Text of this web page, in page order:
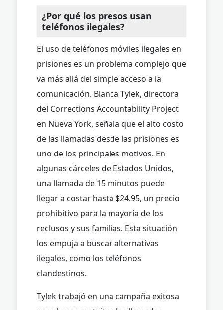
¿Por qué los presos usan
teléfonos ilegales?
El uso de teléfonos móviles ilegales en
prisiones es un problema complejo que
va más allá del simple acceso a la
comunicación. Bianca Tylek, directora
del Corrections Accountability Project
en Nueva York, señala que el alto costo
de las llamadas desde las prisiones es
uno de los principales motivos. En
algunas cárceles de Estados Unidos,
una llamada de 15 minutos puede
llegar a costar hasta $24.95, un precio
prohibitivo para la mayoría de los
reclusos y sus familias. Esta situación
los empuja a buscar alternativas
ilegales, como los teléfonos
clandestinos.
Tylek trabajó en una campaña exitosa